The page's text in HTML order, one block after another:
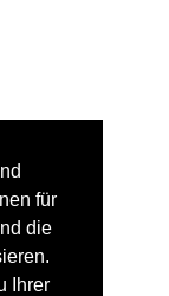
für
die
Ihrer